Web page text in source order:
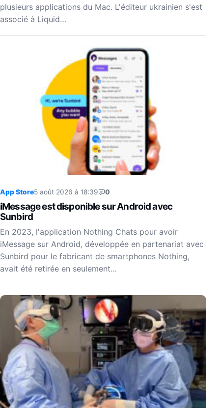
plusieurs applications du Mac. L'éditeur ukrainien s'est
associé à Liquid…
App Store5 août 2026 à 18:39 0
iMessage est disponible sur Android avec
Sunbird
En 2023, l'application Nothing Chats pour avoir
iMessage sur Android, développée en partenariat avec
Sunbird pour le fabricant de smartphones Nothing,
avait été retirée en seulement…